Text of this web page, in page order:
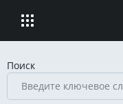
Поиск